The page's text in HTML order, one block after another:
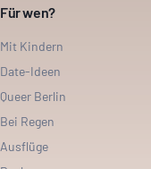
Für wen?
Mit Kindern
Date-Ideen
Queer Berlin
Bei Regen
Ausflüge